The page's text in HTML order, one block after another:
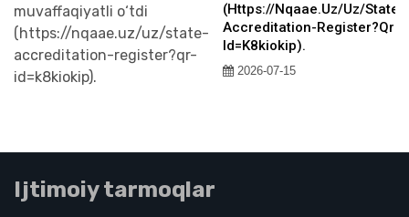
(https://nqaae.uz/uz/state-
Accreditation-Register?qr-
Id=k8kiokip).
2026-07-15
Ijtimoiy tarmoqlar